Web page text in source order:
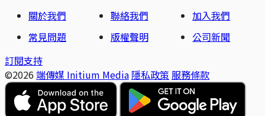
關於我們
聯絡我們
加入我們
常見問題
版權聲明
公司新聞
訂閱支持
©2026 端傳媒 Initium Media 隱私政策 服務條款